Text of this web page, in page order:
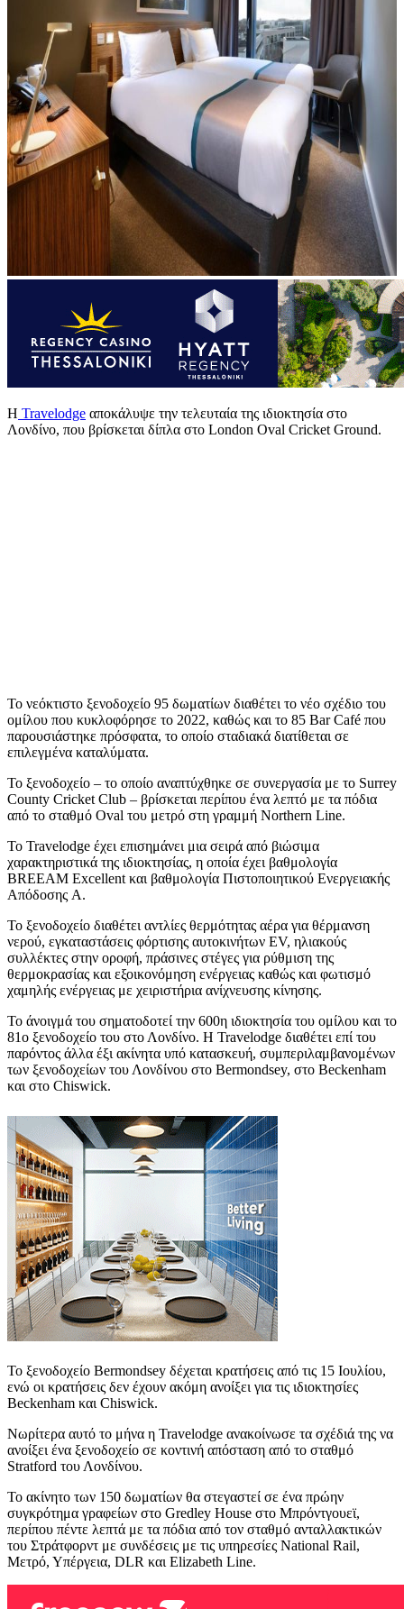
Η Travelodge αποκάλυψε την τελευταία της ιδιοκτησία στο
Λονδίνο, που βρίσκεται δίπλα στο London Oval Cricket Ground.
Το νεόκτιστο ξενοδοχείο 95 δωματίων διαθέτει το νέο σχέδιο του
ομίλου που κυκλοφόρησε το 2022, καθώς και το 85 Bar Café που
παρουσιάστηκε πρόσφατα, το οποίο σταδιακά διατίθεται σε
επιλεγμένα καταλύματα.
Το ξενοδοχείο – το οποίο αναπτύχθηκε σε συνεργασία με το Surrey
County Cricket Club – βρίσκεται περίπου ένα λεπτό με τα πόδια
από το σταθμό Oval του μετρό στη γραμμή Northern Line.
Το Travelodge έχει επισημάνει μια σειρά από βιώσιμα
χαρακτηριστικά της ιδιοκτησίας, η οποία έχει βαθμολογία
BREEAM Excellent και βαθμολογία Πιστοποιητικού Ενεργειακής
Απόδοσης A.
Το ξενοδοχείο διαθέτει αντλίες θερμότητας αέρα για θέρμανση
νερού, εγκαταστάσεις φόρτισης αυτοκινήτων EV, ηλιακούς
συλλέκτες στην οροφή, πράσινες στέγες για ρύθμιση της
θερμοκρασίας και εξοικονόμηση ενέργειας καθώς και φωτισμό
χαμηλής ενέργειας με χειριστήρια ανίχνευσης κίνησης.
Το άνοιγμά του σηματοδοτεί την 600η ιδιοκτησία του ομίλου και το
81ο ξενοδοχείο του στο Λονδίνο. Η Travelodge διαθέτει επί του
παρόντος άλλα έξι ακίνητα υπό κατασκευή, συμπεριλαμβανομένων
των ξενοδοχείων του Λονδίνου στο Bermondsey, στο Beckenham
και στο Chiswick.
Το ξενοδοχείο Bermondsey δέχεται κρατήσεις από τις 15 Ιουλίου,
ενώ οι κρατήσεις δεν έχουν ακόμη ανοίξει για τις ιδιοκτησίες
Beckenham και Chiswick.
Νωρίτερα αυτό το μήνα η Travelodge ανακοίνωσε τα σχέδιά της να
ανοίξει ένα ξενοδοχείο σε κοντινή απόσταση από το σταθμό
Stratford του Λονδίνου.
Το ακίνητο των 150 δωματίων θα στεγαστεί σε ένα πρώην
συγκρότημα γραφείων στο Gredley House στο Μπρόντγουεϊ,
περίπου πέντε λεπτά με τα πόδια από τον σταθμό ανταλλακτικών
του Στράτφορντ με συνδέσεις με τις υπηρεσίες National Rail,
Μετρό, Υπέργεια, DLR και Elizabeth Line.